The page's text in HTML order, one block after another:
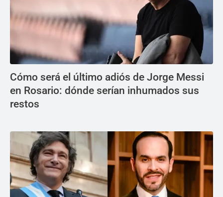
Cómo será el último adiós de Jorge Messi
en Rosario: dónde serían inhumados sus
restos